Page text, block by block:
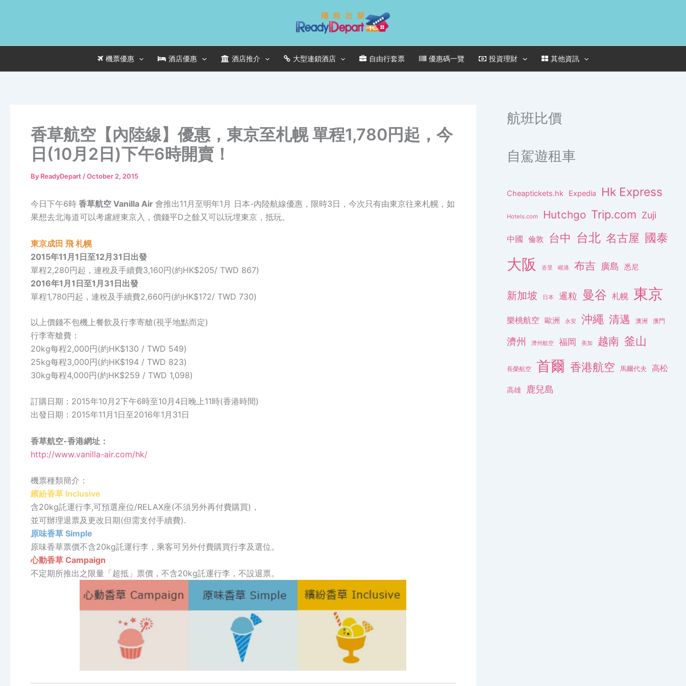
機票優惠 酒店優惠 酒店推介 大型連鎖酒店 自由行套票 優惠碼一覽 投資理財 其他資訊
香草航空【內陸線】優惠，東京至札幌 單程1,780円起，今
日(10月2日)下午6時開賣！
By ReadyDepart /October 2, 2015
今日下午6時 香草航空 Vanilla Air 會推出11月至明年1月 日本-內陸航線優惠，限時3日，今次只有由東京往來札幌，如
果想去北海道可以考慮經東京入，價錢平D之餘又可以玩埋東京，抵玩。
東京成田 飛 札幌
2015年11月1日至12月31日出發
單程2,280円起，連稅及手續費3,160円(約HK$205/ TWD 867)
2016年1月1日至1月31日出發
單程1,780円起，連稅及手續費2,660円(約HK$172/ TWD 730)
以上價錢不包機上餐飲及行李寄艙(視乎地點而定)
行李寄艙費：
20kg每程2,000円(約HK$130 / TWD 549)
25kg每程3,000円(約HK$194 / TWD 823)
30kg每程4,000円(約HK$259 / TWD 1,098)
訂購日期：2015年10月2下午6時至10月4日晚上11時(香港時間)
出發日期：2015年11月1日至2016年1月31日
香草航空-香港網址：
http://www.vanilla-air.com/hk/
機票種類簡介：
繽紛香草 Inclusive
含20kg託運行李,可預選座位/RELAX座(不須另外再付費購買)，
並可辦理退票及更改日期(但需支付手續費).
原味香草 Simple
原味香草票價不含20kg託運行李，乘客可另外付費購買行李及選位。
心動香草 Campaign
不定期所推出之限量「超抵」票價，不含20kg託運行李，不設退票。
航班比價
自駕遊租車
Cheaptickets.hk Expedia Hk Express
Hotels.com Hutchgo Trip.com Zuji
中國 倫敦 台中 台北 名古屋 國泰
大阪 峇里 峴港 布吉 廣島 悉尼
新加坡 日本 暹粒 曼谷 札幌 東京
樂桃航空 歐洲 永安 沖繩 清邁 澳洲 澳門
濟州 濟州航空 福岡 美加 越南 釜山
長榮航空 首爾 香港航空 馬爾代夫 高松
高雄 鹿兒島